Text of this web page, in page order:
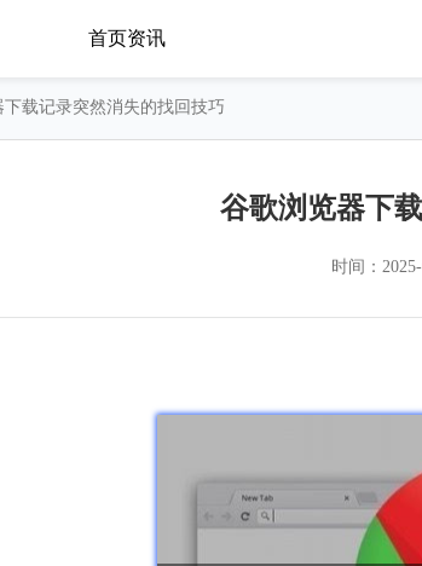
首页资讯
载记录突然消失的找回技巧
谷歌浏览器下
时间：